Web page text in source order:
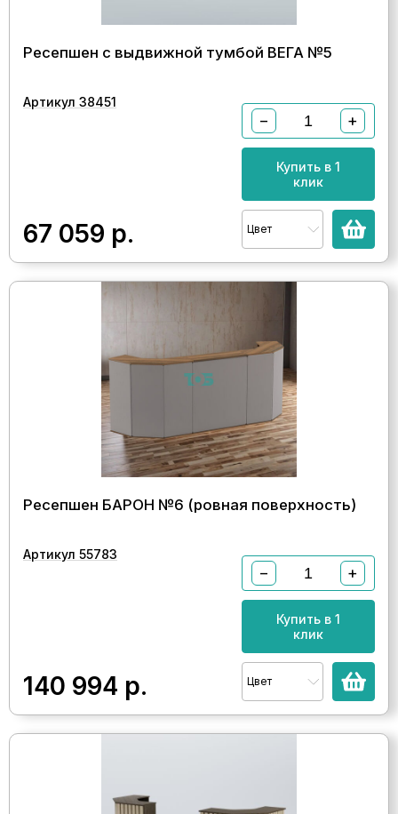
Ресепшен с выдвижной тумбой ВЕГА №5
Артикул 38451
67 059 р.
− +
Купить в 1
клик
Цвет
Ресепшен БАРОН №6 (ровная поверхность)
Артикул 55783
140 994 р.
− +
Купить в 1
клик
Цвет